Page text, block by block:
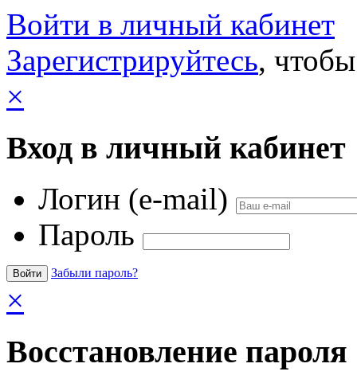
Войти в личный кабинет
Зарегистрируйтесь,
×
Вход в личный кабинет
Логин (e-mail)
Пароль
Забыли пароль?
×
Восстановление пароля